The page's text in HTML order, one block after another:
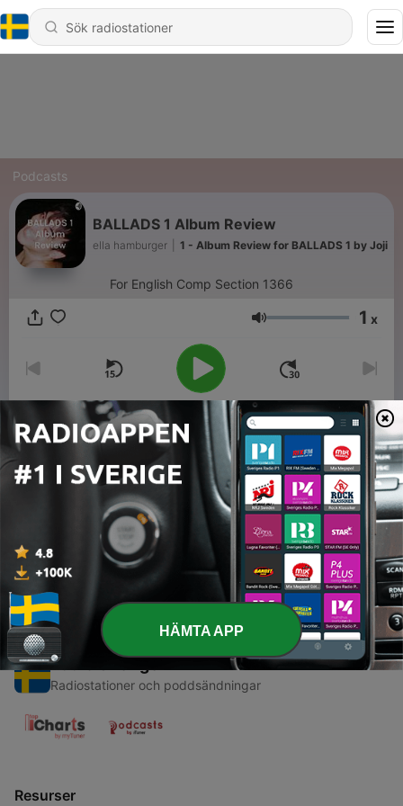
Podcasts
BALLADS 1 Album Review
ella hamburger 1 - Album Review for BALLADS 1 by Joji
For English Comp Section 1366
Volym 1 x
00:00
Avsnitt
Album Review for BALLADS 1 by Joji
18 Mar 2019
Radio Sverige
Radiostationer och poddsändningar
Resurser
HÄMTA APP